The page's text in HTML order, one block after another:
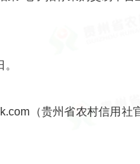
（贵州省农村信用